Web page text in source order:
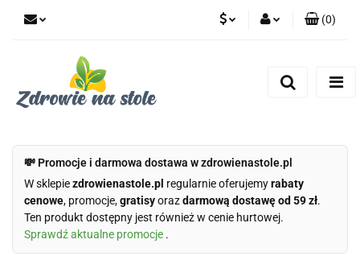
(0)
💸 Promocje i darmowa dostawa w zdrowienastole.pl
W sklepiezdrowienastole.pl regularnie oferujemyrabaty
cenowe, promocje,gratisyorazdarmową dostawę od 59 zł.
Ten produkt dostępny jest również w cenie hurtowej.
Sprawdź aktualne promocje .